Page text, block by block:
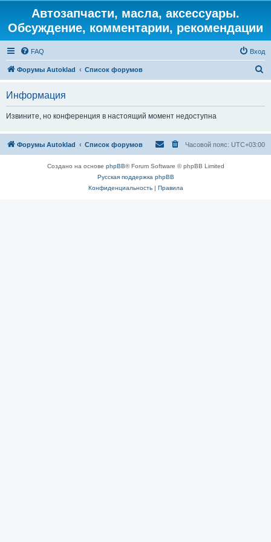
Автозапчасти, масла, аксессуары.
Обсуждение, комментарии, рекомендации
FAQ Вход
Форумы Autoklad Список форумов
Информация
Извините, но конференция в настоящий момент недоступна
Форумы Autoklad Список форумов Часовой пояс: UTC+03:00
Создано на основе phpBB® Forum Software © phpBB Limited
Русская поддержка phpBB
Конфиденциальность| Правила